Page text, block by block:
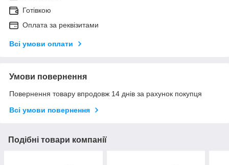
Готівкою
Оплата за реквізитами
Всі умови оплати
Умови повернення
Повернення товару впродовж 14 днів за рахунок покупця
Всі умови повернення
Подібні товари компанії